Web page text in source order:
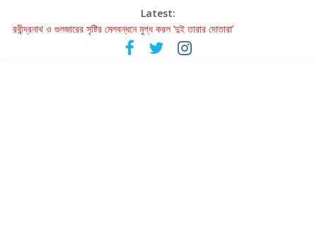
Latest:
হাওয়া বদলের টলিউডে ‘তুমি এলে তাই’
রবীন্দ্রনাথ ও গুলজারের সৃষ্টির মেলবন্ধনে মুগ্ধ করল ‘দুই তারার দোতারা’
কলের গান থেকে রীলস্ — বাঙালির গান শোনার বিবর্তনের গল্প